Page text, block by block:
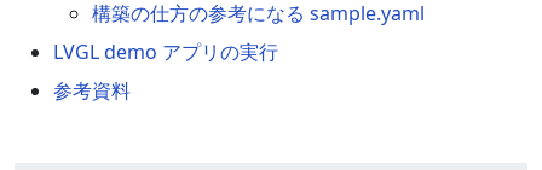
構築の仕方の参考になる sample.yaml
LVGL demo アプリの実行
参考資料